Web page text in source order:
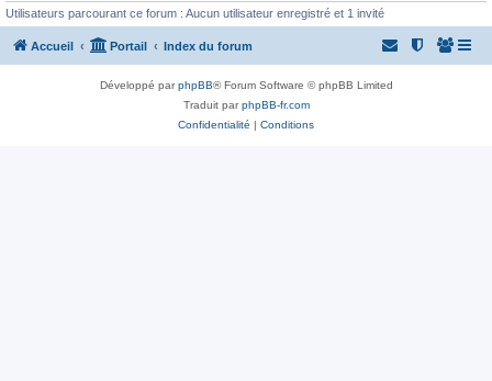
Utilisateurs parcourant ce forum : Aucun utilisateur enregistré et 1 invité
Accueil Portail Index du forum
Développé parphpBB® Forum Software © phpBB Limited
Traduit parphpBB-fr.com
Confidentialité | Conditions